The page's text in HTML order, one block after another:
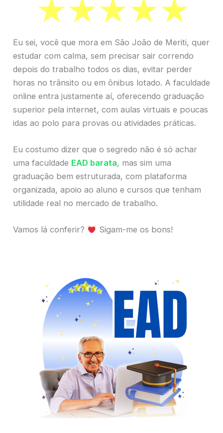
Eu sei, você que mora em São João de Meriti, quer
estudar com calma, sem precisar sair correndo
depois do trabalho todos os dias, evitar perder
horas no trânsito ou em ônibus lotado. A faculdade
online entra justamente aí, oferecendo graduação
superior pela internet, com aulas virtuais e poucas
idas ao polo para provas ou atividades práticas.
Eu costumo dizer que o segredo não é só achar
uma faculdade EAD barata, mas sim uma
graduação bem estruturada, com plataforma
organizada, apoio ao aluno e cursos que tenham
utilidade real no mercado de trabalho.
Vamos lá conferir? Sigam-me os bons!